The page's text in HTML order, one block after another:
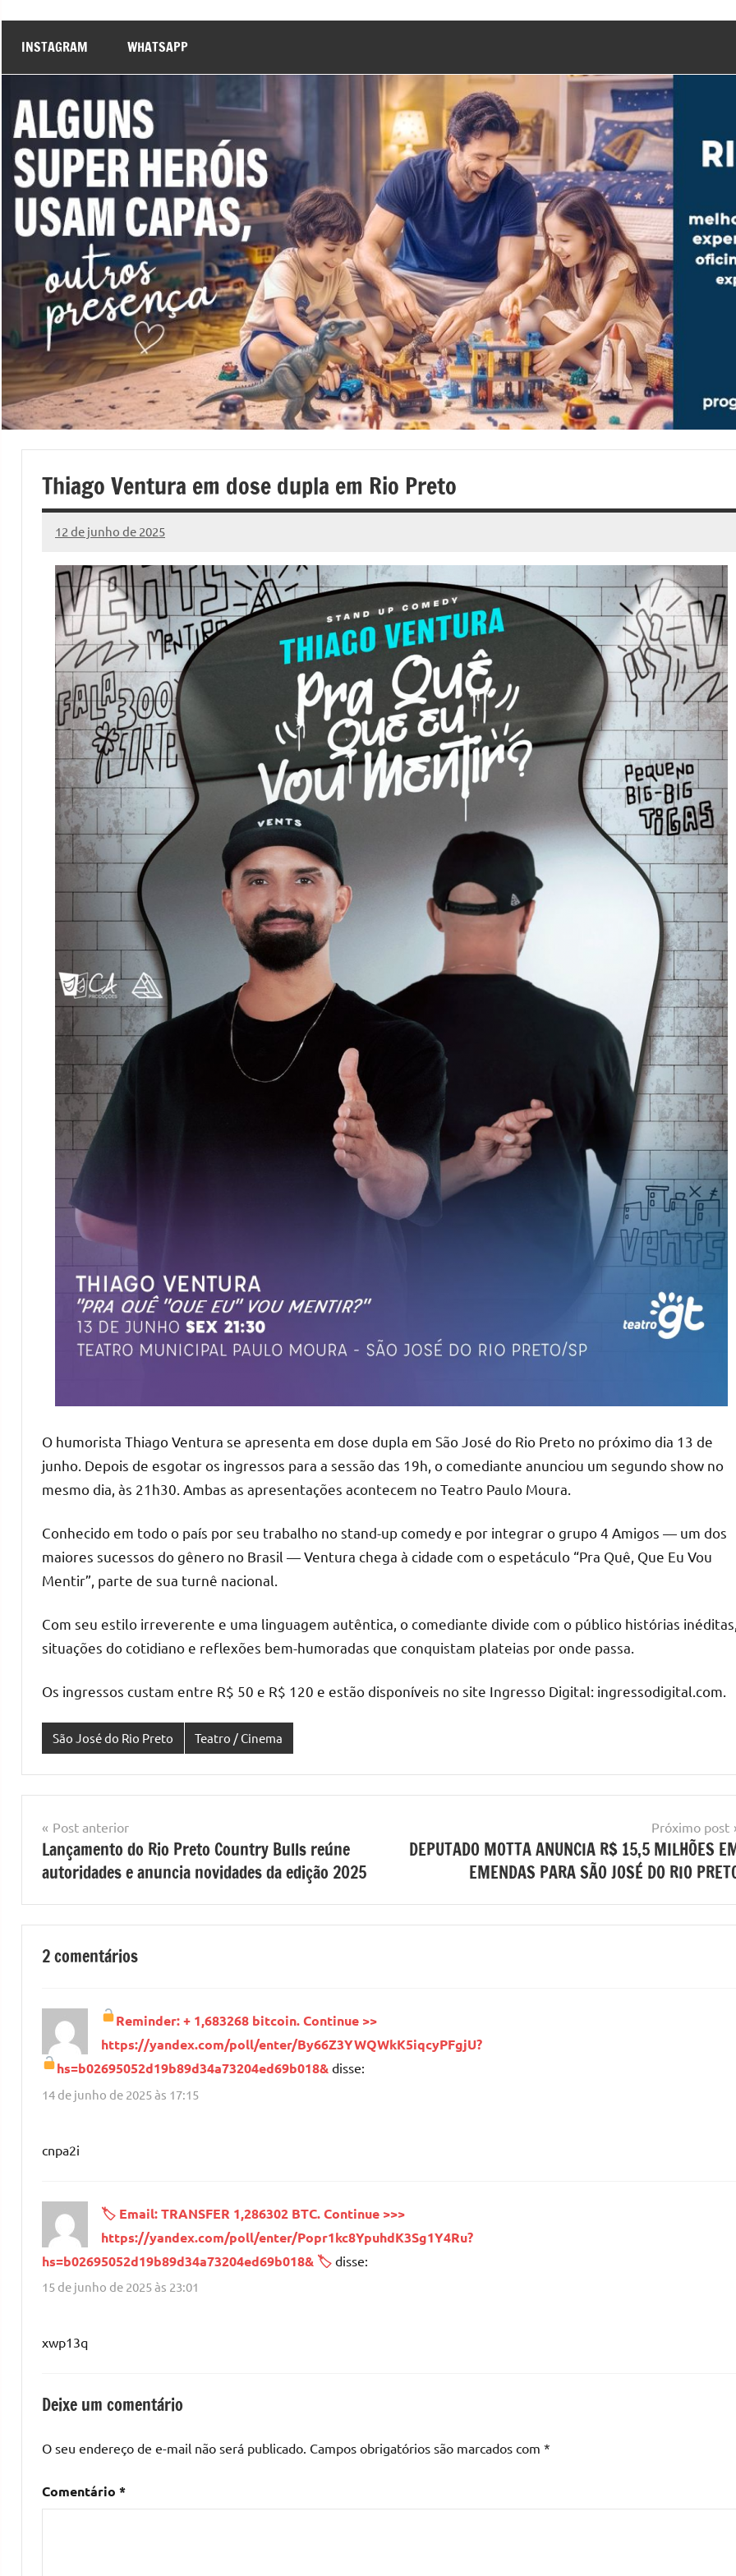
INSTAGRAM WHATSAPP
Thiago Ventura em dose dupla em Rio Preto
12 de junho de 2025
Marcelo
Fachin
2
comentários
O humorista Thiago Ventura se apresenta em dose dupla em São José do Rio Preto no próximo dia 13 de
junho. Depois de esgotar os ingressos para a sessão das 19h, o comediante anunciou um segundo show no
mesmo dia, às 21h30. Ambas as apresentações acontecem no Teatro Paulo Moura.
Conhecido em todo o país por seu trabalho no stand-up comedy e por integrar o grupo 4 Amigos — um dos
maiores sucessos do gênero no Brasil — Ventura chega à cidade com o espetáculo “Pra Quê, Que Eu Vou
Mentir”, parte de sua turnê nacional.
Com seu estilo irreverente e uma linguagem autêntica, o comediante divide com o público histórias
situações do cotidiano e reflexões bem-humoradas que conquistam plateias por onde passa.
Os ingressos custam entre R$ 50 e R$ 120 e estão disponíveis no site Ingresso Digital: ingressodigital.com.
São José do Rio Preto Teatro / Cinema
Navegação
de
Post
Post anterior
Lançamento do Rio Preto Country Bulls reúne
autoridades e anuncia novidades da edição 2025
Próximo post
DEPUTADO MOTTA ANUNCIA R$ 15,5 MILHÕES
EMENDAS PARA SÃO JOSÉ DO RIO
2 comentários
Reminder: + 1,683268 bitcoin. Continue >>
https://yandex.com/poll/enter/By66Z3YWQWkK5iqcyPFgjU?
hs=b02695052d19b89d34a73204ed69b018&disse:
14 de junho de 2025 às 17:15
cnpa2i
🏷 Email: TRANSFER 1,286302 BTC. Continue >>>
https://yandex.com/poll/enter/Popr1kc8YpuhdK3Sg1Y4Ru?
hs=b02695052d19b89d34a73204ed69b018& 🏷 disse:
15 de junho de 2025 às 23:01
xwp13q
Deixe um comentário
O seu endereço de e-mail não será publicado. Campos obrigatórios são marcados com *
Comentário *